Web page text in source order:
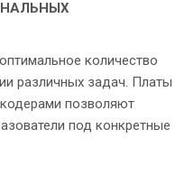
количество
различных задач. Платы
позволяют
под конкретные